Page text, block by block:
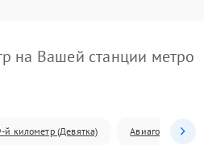
на Вашей станции метро
й километр (Девятка) Авиагородок